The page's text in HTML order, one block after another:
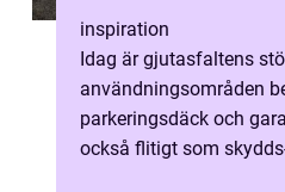
inspiration
Idag är gjutasfaltens
användningsområden
parkeringsdäck och
också flitigt som